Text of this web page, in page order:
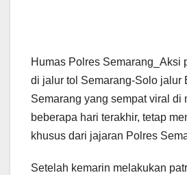
Humas Polres Semarang_Aksi
di jalur tol Semarang-Solo jalur
Semarang yang sempat viral di
beberapa hari terakhir, tetap
khusus dari jajaran Polres
Setelah kemarin melakukan